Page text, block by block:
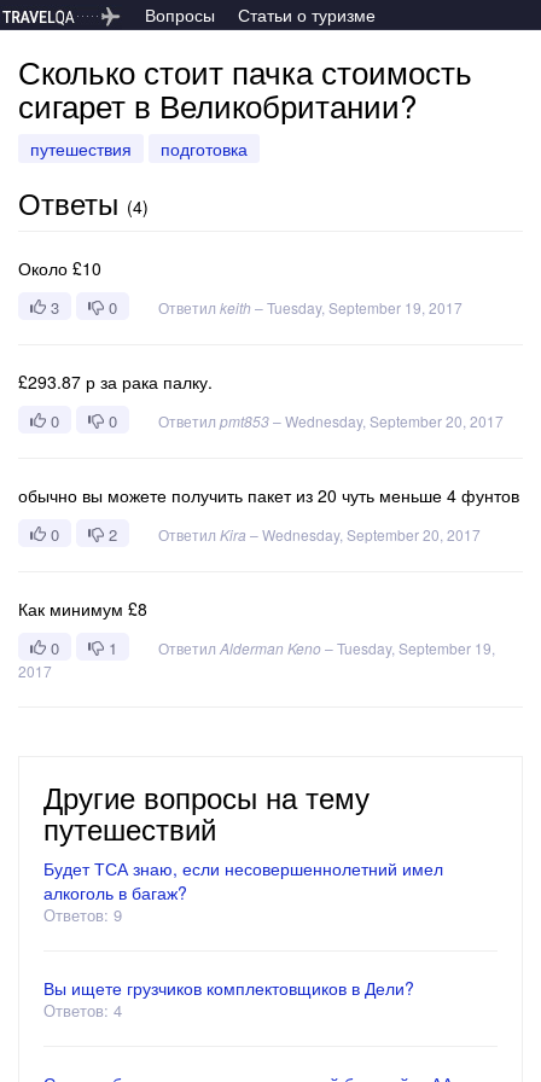
Вопросы Статьи о туризме
Сколько стоит пачка стоимость
сигарет в Великобритании?
путешествия подготовка
Ответы (4)
Около £10
3 0 Ответил keith –Tuesday, September 19, 2017
£293.87 р за рака палку.
0 0 Ответил pmt853–Wednesday, September 20, 2017
обычно вы можете получить пакет из 20 чуть меньше 4 фунтов
0 2 Ответил Kira –Wednesday, September 20, 2017
Как минимум £8
0 1 Ответил Alderman Keno–Tuesday, September 19,
2017
Другие вопросы на тему
путешествий
Будет ТСА знаю, если несовершеннолетний имел
алкоголь в багаж?
Ответов: 9
Вы ищете грузчиков комплектовщиков в Дели?
Ответов: 4